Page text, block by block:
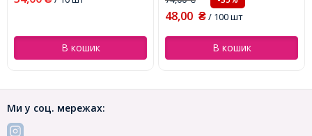
В кошик
48,00 ₴/ 100 шт
В кошик
Ми у соц. мережах: